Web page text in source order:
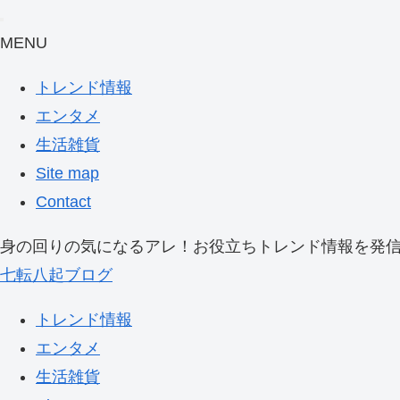
MENU
トレンド情報
エンタメ
生活雑貨
Site map
Contact
身の回りの気になるアレ！お役立ちトレンド情報を発
七転八起ブログ
トレンド情報
エンタメ
生活雑貨